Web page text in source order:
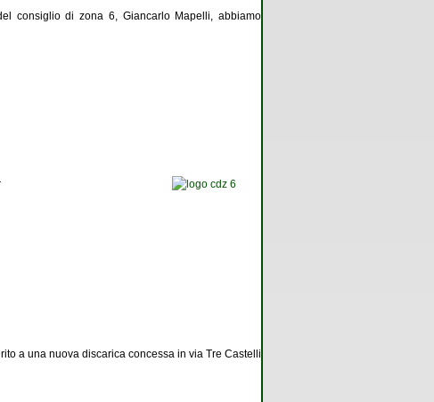
consiglio di zona 6, Giancarlo Mapelli, abbiamo
a una nuova discarica concessa in via Tre Castelli